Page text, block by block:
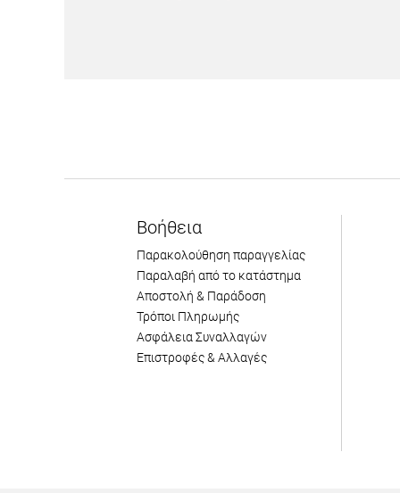
Βοήθεια
Παρακολούθηση παραγγελίας
Παραλαβή από το κατάστημα
Αποστολή & Παράδοση
Τρόποι Πληρωμής
Ασφάλεια Συναλλαγών
Επιστροφές & Αλλαγές